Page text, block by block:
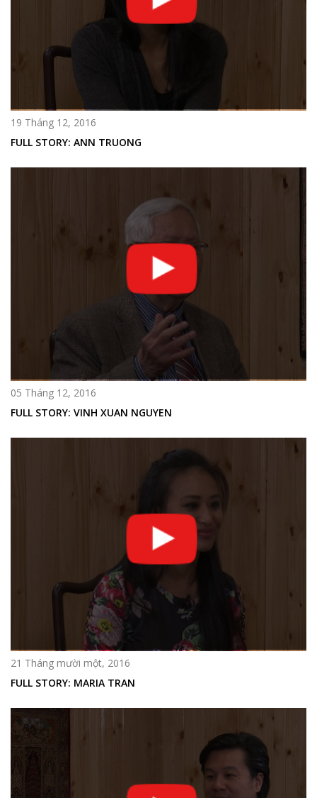
19 Tháng 12, 2016
FULL STORY: ANN TRUONG
05 Tháng 12, 2016
FULL STORY: VINH XUAN NGUYEN
21 Tháng mười một, 2016
FULL STORY: MARIA TRAN